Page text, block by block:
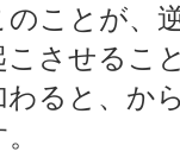
のことが、
こさせるこ
わると、か